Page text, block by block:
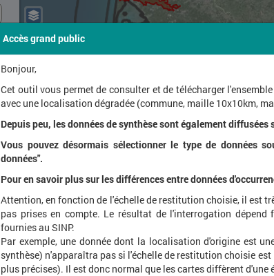
Accès grand public
Bonjour,
Cet outil vous permet de consulter et de télécharger
avec une localisation dégradée (commune, maille 10x10km,
Depuis peu, les données de synthèse sont également diffusées
Vous pouvez désormais sélectionner le type de données
données".
Pour en savoir plus sur les différences entre données
Attention, en fonction de l'échelle de restitution choisie, il est
pas prises en compte. Le résultat de l'interrogation
fournies au SINP.
Par exemple, une donnée dont la localisation d'origine est
synthèse) n'apparaîtra pas si l'échelle de restitution choisie
plus précises). Il est donc normal que les cartes diffèrent d'une